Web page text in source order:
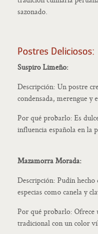
sazonado.
Postres Deliciosos:
Suspiro Limeño:
Descripción: Un postre
condensada, merengue y
Por qué probarlo: Es
influencia española en la
Mazamorra Morada:
Descripción: Pudín
especias como canela y
Por qué probarlo: Ofrece
tradicional con un color